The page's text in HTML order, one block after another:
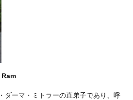
ダーマ・ミトラーの直弟子であり、呼